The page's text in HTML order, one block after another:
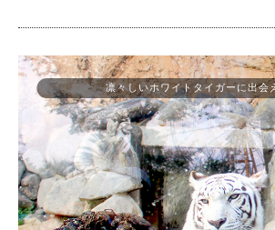
凛々しいホワイトタイガーに出会